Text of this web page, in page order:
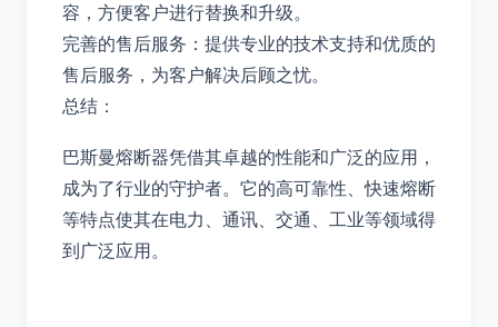
容，方便客户进行替换和升级。
完善的售后服务：提供专业的技术支持和优质的
售后服务，为客户解决后顾之忧。
总结：
巴斯曼熔断器凭借其卓越的性能和广泛的应用，
成为了行业的守护者。它的高可靠性、快速熔断
等特点使其在电力、通讯、交通、工业等领域得
到广泛应用。